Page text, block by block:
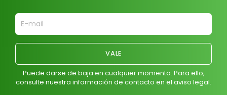
Puede darse de baja en cualquier momento. Para ello,
consulte nuestra información de contacto en el aviso legal.